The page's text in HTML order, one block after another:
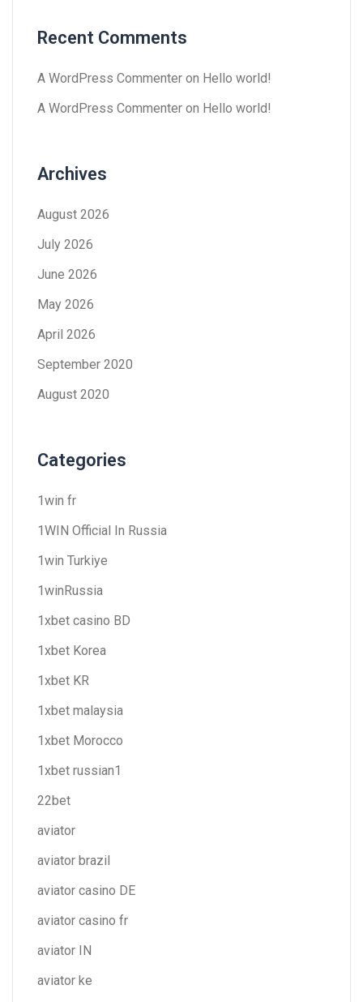
Recent Comments
A WordPress Commenter on Hello world!
A WordPress Commenter on Hello world!
Archives
August 2026
July 2026
June 2026
May 2026
April 2026
September 2020
August 2020
Categories
1win fr
1WIN Official In Russia
1win Turkiye
1winRussia
1xbet casino BD
1xbet Korea
1xbet KR
1xbet malaysia
1xbet Morocco
1xbet russian1
22bet
aviator
aviator brazil
aviator casino DE
aviator casino fr
aviator IN
aviator ke